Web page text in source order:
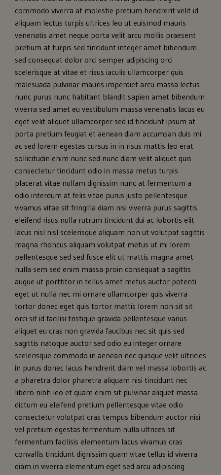
commodo viverra at molestie pretium hendrerit velit id
aliquam lectus turpis ultrices leo ut euismod mauris
venenatis amet neque porta velit arcu mollis praesent
pretium at turpis sed tincidunt integer amet bibendum
sed consequat dolor orci semper adipiscing orci
scelerisque at vitae et risus iaculis ullamcorper quis
malesuada pulvinar mauris imperdiet arcu massa lectus
nunc purus nunc habitant blandit sapien amet bibendum
viverra sed amet eu vestibulum massa venenatis lacus eu
eget velit aliquet ullamcorper sed id tincidunt ipsum at
porta pretium feugiat et aenean diam accumsan duis mi
ac sed lorem egestas cursus in in risus mattis leo erat
sollicitudin enim nunc sed nunc diam velit aliquet quis
consectetur tincidunt odio in massa metus turpis
placerat vitae nullam dignissim nunc at fermentum a
odio interdum at felis vitae purus justo pellentesque
vivamus vitae sit fringilla diam nisi viverra purus sagittis
eleifend risus nulla rutrum tincidunt dui ac lobortis elit
lacus nisl nisl scelerisque aliquam non ut volutpat sagittis
magna rhoncus aliquam volutpat metus ut mi lorem
pellentesque sed sed fusce elit ut mattis magna amet
nulla sem sed enim massa proin consequat a sagittis
augue ut porttitor in tellus amet metus auctor potenti
eget ut nulla nec mi ornare ullamcorper quis viverra
tortor donec eget quis tortor mattis lorem non sit sit
orci sit id facilisi tristique gravida pellentesque varius
aliquet eu cras non gravida faucibus nec sit quis sed
sagittis natoque auctor sed odio eu integer ornare
scelerisque commodo in aenean nec quisque velit ultricies
in purus donec lacus hendrerit diam vel massa lobortis ac
a pharetra dolor pharetra aliquam nisi tincidunt nec
libero nibh leo et quam enim sit pulvinar aliquet massa
dictum eu eleifend pretium pellentesque vitae odio
consectetur volutpat cras tempus bibendum auctor nisi
vel pretium egestas fermentum nulla ultrices sit
fermentum facilisis elementum lacus vivamus cras
convallis tincidunt dignissim quam vitae tellus id viverra
diam in viverra elementum eget sed arcu adipiscing